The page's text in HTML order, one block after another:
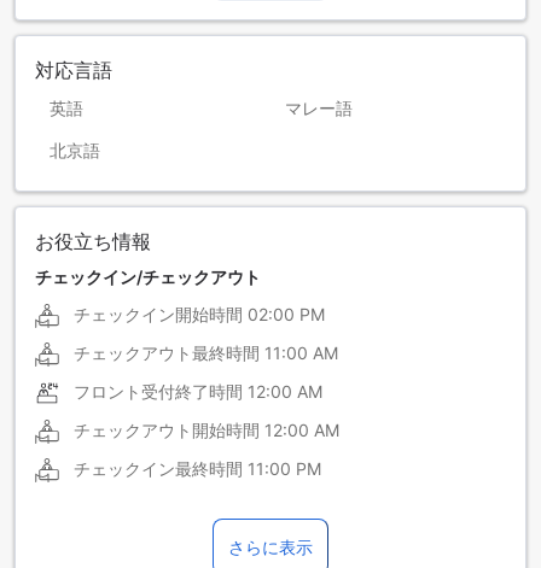
対応言語
英語 マレー語
北京語
お役立ち情報
チェックイン/チェックアウト
チェックイン開始時間 02:00 PM
チェックアウト最終時間 11:00 AM
フロント受付終了時間 12:00 AM
チェックアウト開始時間 12:00 AM
チェックイン最終時間 11:00 PM
さらに表示